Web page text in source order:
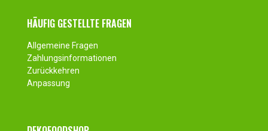
HÄUFIG GESTELLTE FRAGEN
Allgemeine Fragen
Zahlungsinformationen
Zurückkehren
Anpassung